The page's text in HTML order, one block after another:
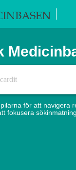
för att navigera
fokusera